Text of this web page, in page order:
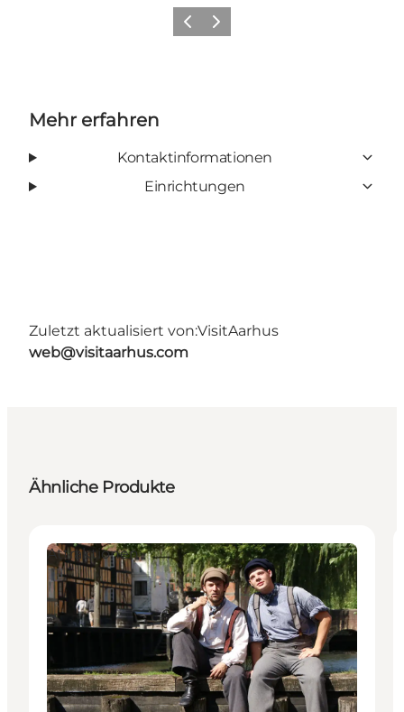
ZurückWeiter
Mehr erfahren
Kontaktinformationen
Einrichtungen
Zuletzt aktualisiert von:VisitAarhus
web@visitaarhus.com
Ähnliche Produkte
Attraktionen